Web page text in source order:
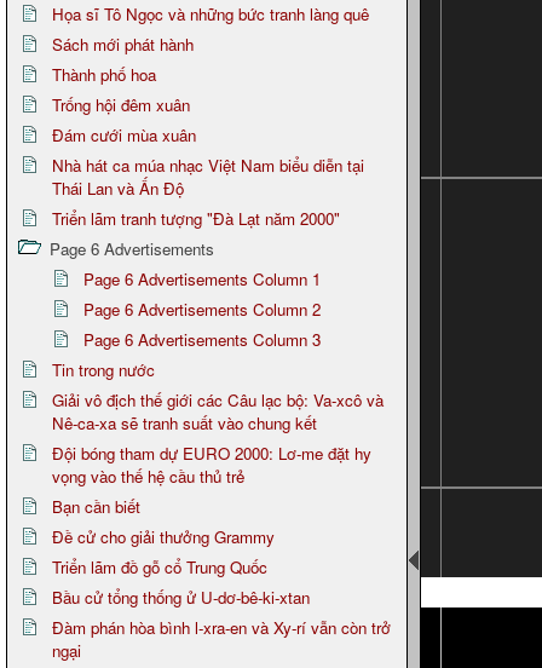
Họa sĩ Tô Ngọc và những bức tranh làng quê
Sách mới phát hành
Thành phố hoa
Trống hội đêm xuân
Đám cưới mùa xuân
Nhà hát ca múa nhạc Việt Nam biểu diễn tại
Thái Lan và Ấn Độ
Triển lãm tranh tượng "Đà Lạt năm 2000"
Page 6 Advertisements
Page 6 Advertisements Column 1
Page 6 Advertisements Column 2
Page 6 Advertisements Column 3
Tin trong nước
Giải vô địch thế giới các Câu lạc bộ: Va-xcô và
Nê-ca-xa sẽ tranh suất vào chung kết
Đội bóng tham dự EURO 2000: Lơ-me đặt hy
vọng vào thế hệ cầu thủ trẻ
Bạn cần biết
Đề cử cho giải thưởng Grammy
Triển lãm đồ gỗ cổ Trung Quốc
Bầu cử tổng thống ử U-dơ-bê-ki-xtan
Đàm phán hòa bình l-xra-en và Xy-rí vẫn còn trở
ngại
Page 7